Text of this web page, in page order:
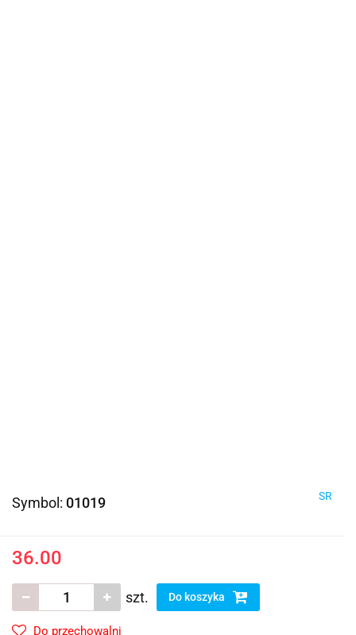
Symbol: 01019 SR
36.00
szt. Do koszyka
Do przechowalni